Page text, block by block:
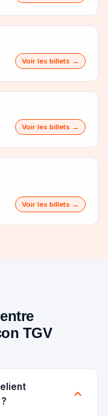
Voir les billets →
Voir les billets →
Voir les billets →
TGV